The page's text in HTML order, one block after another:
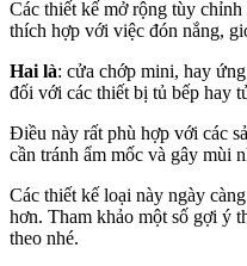
Các thiết kế mở rộng tùy
thích hợp với việc đón nắng,
Hai là: cửa chớp mini, hay
đối với các thiết bị tủ bếp hay
Điều này rất phù hợp với các
cần tránh ẩm mốc và gây mùi
Các thiết kế loại này ngày
hơn. Tham khảo một số gợi ý
theo nhé.